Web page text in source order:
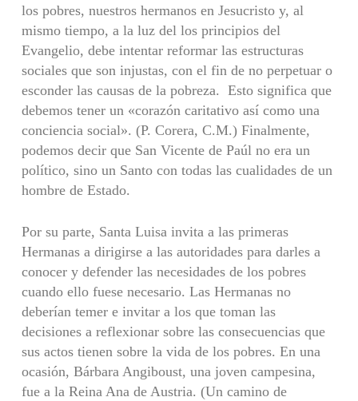
los pobres, nuestros hermanos en Jesucristo y, al
mismo tiempo, a la luz del los principios del
Evangelio, debe intentar reformar las estructuras
sociales que son injustas, con el fin de no perpetuar o
esconder las causas de la pobreza. Esto significa que
debemos tener un «corazón caritativo así como una
conciencia social». (P. Corera, C.M.) Finalmente,
podemos decir que San Vicente de Paúl no era un
político, sino un Santo con todas las cualidades de un
hombre de Estado.
Por su parte, Santa Luisa invita a las primeras
Hermanas a dirigirse a las autoridades para darles a
conocer y defender las necesidades de los pobres
cuando ello fuese necesario. Las Hermanas no
deberían temer e invitar a los que toman las
decisiones a reflexionar sobre las consecuencias que
sus actos tienen sobre la vida de los pobres. En una
ocasión, Bárbara Angiboust, una joven campesina,
fue a la Reina Ana de Austria. (Un camino de